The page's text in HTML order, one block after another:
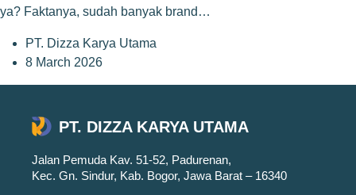
ya? Faktanya, sudah banyak brand…
PT. Dizza Karya Utama
8 March 2026
PT. DIZZA KARYA UTAMA
Jalan Pemuda Kav. 51-52, Padurenan,
Kec. Gn. Sindur, Kab. Bogor, Jawa Barat – 16340